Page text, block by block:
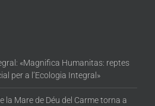
«Magnifica Humanitas: reptes
per a l’Ecologia Integral»
la Mare de Déu del Carme torna a